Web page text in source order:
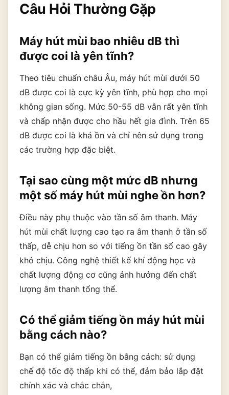
Câu Hỏi Thường Gặp
Máy hút mùi bao nhiêu dB thì
được coi là yên tĩnh?
Theo tiêu chuẩn châu Âu, máy hút mùi dưới 50
dB được coi là cực kỳ yên tĩnh, phù hợp cho mọi
không gian sống. Mức 50-55 dB vẫn rất yên tĩnh
và chấp nhận được cho hầu hết gia đình. Trên 65
dB được coi là khá ồn và chỉ nên sử dụng trong
các trường hợp đặc biệt.
Tại sao cùng một mức dB nhưng
một số máy hút mùi nghe ồn hơn?
Điều này phụ thuộc vào tần số âm thanh. Máy
hút mùi chất lượng cao tạo ra âm thanh ở tần số
thấp, dễ chịu hơn so với tiếng ồn tần số cao gây
khó chịu. Công nghệ thiết kế khí động học và
chất lượng động cơ cũng ảnh hưởng đến chất
lượng âm thanh tổng thể.
Có thể giảm tiếng ồn máy hút mùi
bằng cách nào?
Bạn có thể giảm tiếng ồn bằng cách: sử dụng
chế độ tốc độ thấp khi có thể, đảm bảo lắp đặt
chính xác và chắc chắn,